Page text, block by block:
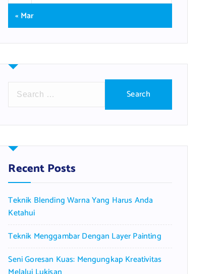
« Mar
r
h
f
o
:
Recent Posts
Teknik Blending Warna Yang Harus Anda
Ketahui
Teknik Menggambar Dengan Layer Painting
Seni Goresan Kuas: Mengungkap Kreativitas